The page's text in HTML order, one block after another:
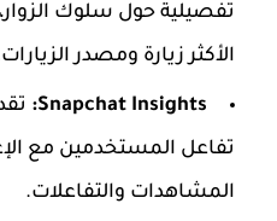
تفصيلية حول سلوك
الأكثر زيارة ومصدر
Snapchat Insights:
تفاعل المستخدمين مع
المشاهدات والتفاعلات.